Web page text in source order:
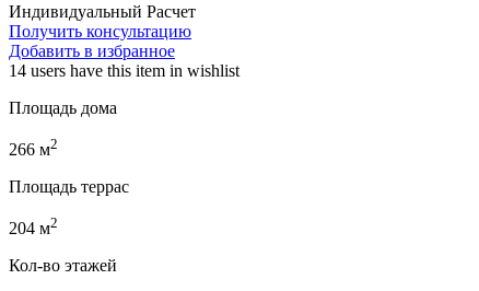
Индивидуальный Расчет
Получить консультацию
Добавить в избранное
14 users have this item in wishlist
Площадь дома
266 м2
Площадь террас
204 м2
Кол-во этажей